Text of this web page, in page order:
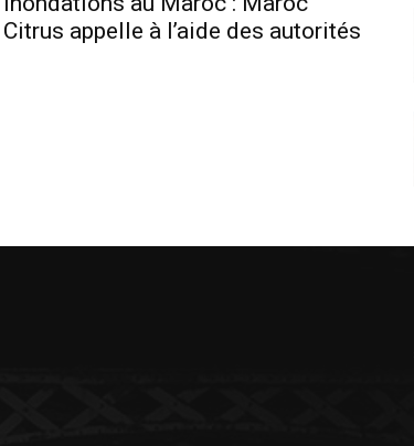
Citrus appelle à l’aide des autorités